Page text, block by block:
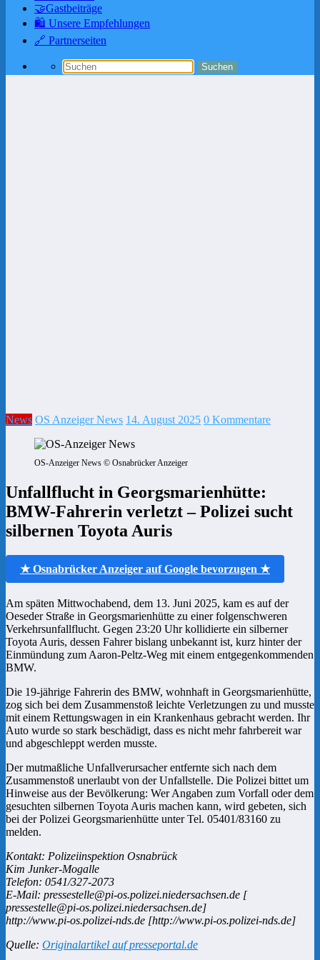
🤝Gastbeiträge
🛍️ Unsere Empfehlungen
🔗 Partnerseiten
News OS Anzeiger News 14. August 2025 0 Kommentare
OS-Anzeiger News © Osnabrücker Anzeiger
Unfallflucht in Georgsmarienhütte:
BMW-Fahrerin verletzt – Polizei sucht
silbernen Toyota Auris
★ Osnabrücker Anzeiger auf Google bevorzugen ★
Am späten Mittwochabend, dem 13. Juni 2025, kam es auf der
Oeseder Straße in Georgsmarienhütte zu einer folgenschweren
Verkehrsunfallflucht. Gegen 23:20 Uhr kollidierte ein silberner
Toyota Auris, dessen Fahrer bislang unbekannt ist, kurz hinter der
Einmündung zum Aaron-Peltz-Weg mit einem entgegenkommenden
BMW.
Die 19-jährige Fahrerin des BMW, wohnhaft in Georgsmarienhütte,
zog sich bei dem Zusammenstoß leichte Verletzungen zu und musste
mit einem Rettungswagen in ein Krankenhaus gebracht werden. Ihr
Auto wurde so stark beschädigt, dass es nicht mehr fahrbereit war
und abgeschleppt werden musste.
Der mutmaßliche Unfallverursacher entfernte sich nach dem
Zusammenstoß unerlaubt von der Unfallstelle. Die Polizei bittet um
Hinweise aus der Bevölkerung: Wer Angaben zum Vorfall oder dem
gesuchten silbernen Toyota Auris machen kann, wird gebeten, sich
bei der Polizei Georgsmarienhütte unter Tel. 05401/83160 zu
melden.
Kontakt: Polizeiinspektion Osnabrück
Kim Junker-Mogalle
Telefon: 0541/327-2073
E-Mail: pressestelle@pi-os.polizei.niedersachsen.de [
pressestelle@pi-os.polizei.niedersachsen.de]
http://www.pi-os.polizei-nds.de [http://www.pi-os.polizei-nds.de]
Quelle: Originalartikel auf presseportal.de